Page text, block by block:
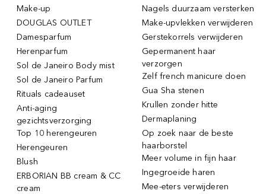
Make-up
DOUGLAS OUTLET
Damesparfum
Herenparfum
Sol de Janeiro Body mist
Sol de Janeiro Parfum
Rituals cadeauset
Anti-aging
gezichtsverzorging
Top 10 herengeuren
Herengeuren
Blush
ERBORIAN BB cream & CC
cream
Nagels duurzaam versterken
Make-upvlekken verwijderen
Gerstekorrels verwijderen
Gepermanent haar
verzorgen
Zelf french manicure doen
Gua Sha stenen
Krullen zonder hitte
Dermaplaning
Op zoek naar de beste
haarborstel
Meer volume in fijn haar
Ingegroeide haren
Mee-eters verwijderen